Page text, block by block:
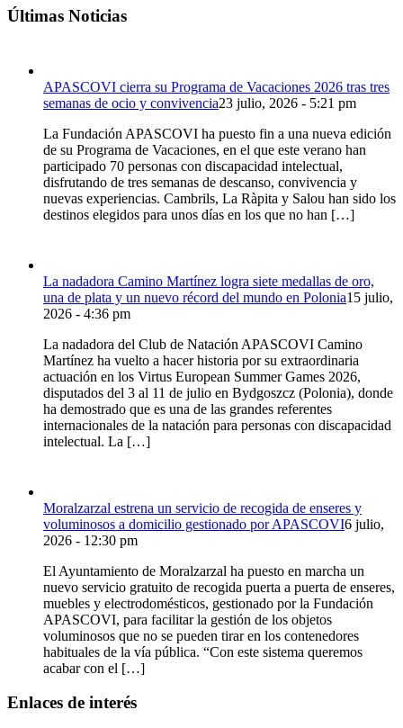
Últimas Noticias
APASCOVI cierra su Programa de Vacaciones 2026 tras tres
semanas de ocio y convivencia23 julio, 2026 - 5:21 pm
La Fundación APASCOVI ha puesto fin a una nueva edición
de su Programa de Vacaciones, en el que este verano han
participado 70 personas con discapacidad intelectual,
disfrutando de tres semanas de descanso, convivencia y
nuevas experiencias. Cambrils, La Ràpita y Salou han sido los
destinos elegidos para unos días en los que no han […]
La nadadora Camino Martínez logra siete medallas de oro,
una de plata y un nuevo récord del mundo en Polonia15 julio,
2026 - 4:36 pm
La nadadora del Club de Natación APASCOVI Camino
Martínez ha vuelto a hacer historia por su extraordinaria
actuación en los Virtus European Summer Games 2026,
disputados del 3 al 11 de julio en Bydgoszcz (Polonia), donde
ha demostrado que es una de las grandes referentes
internacionales de la natación para personas con discapacidad
intelectual. La […]
Moralzarzal estrena un servicio de recogida de enseres y
voluminosos a domicilio gestionado por APASCOVI6 julio,
2026 - 12:30 pm
El Ayuntamiento de Moralzarzal ha puesto en marcha un
nuevo servicio gratuito de recogida puerta a puerta de enseres,
muebles y electrodomésticos, gestionado por la Fundación
APASCOVI, para facilitar la gestión de los objetos
voluminosos que no se pueden tirar en los contenedores
habituales de la vía pública. “Con este sistema queremos
acabar con el […]
Enlaces de interés